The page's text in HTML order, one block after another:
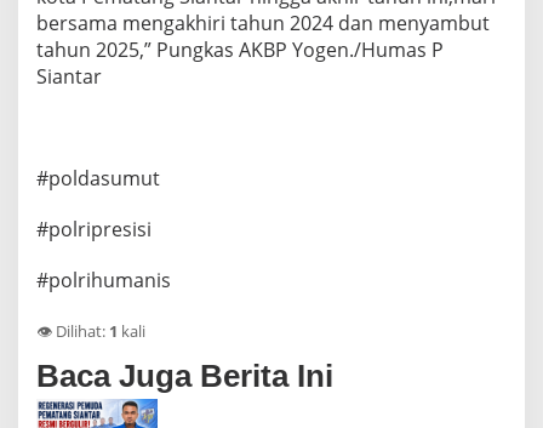
bersama mengakhiri tahun 2024 dan menyambut
tahun 2025,” Pungkas AKBP Yogen./Humas P
Siantar
#poldasumut
#polripresisi
#polrihumanis
👁️ Dilihat: 1 kali
Baca Juga Berita Ini